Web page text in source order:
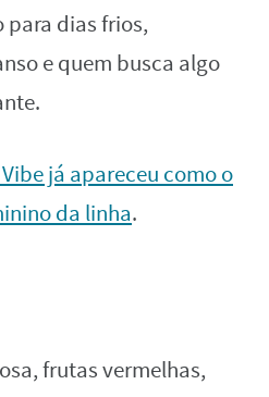
para dias frios,
e quem busca algo
já apareceu como o
da linha.
frutas vermelhas,